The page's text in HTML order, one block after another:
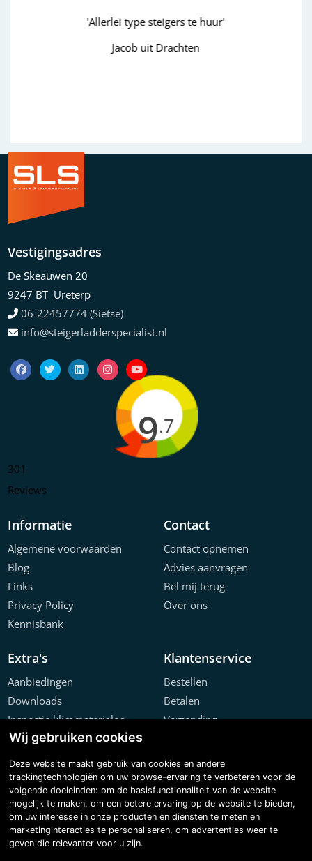
'goed'
Vestigingsadres
De Skeauwen 20
9247 BT Ureterp
06-22457774 (Sietse)
info@steigerladderspecialist.nl
9.7
301
Reviews
Informatie
Algemene voorwaarden
Blog
Links
Privacy Policy
Kennisbank
Contact
Contact opnemen
Advies aanvragen
Bel mij terug
Over ons
Extra's
Aanbiedingen
Downloads
Inspectie klimmaterialen
Offerte configurator
Projecten
Klantenservice
Bestellen
Betalen
Verzending
Klachten
Wij gebruiken cookies
Deze website maakt gebruik van cookies en andere
trackingtechnologiën om uw browse-ervaring te verbeteren voor de
volgende doeleinden: om de basisfunctionaliteit van de website
mogelijk te maken, om een betere ervaring op de website te bieden,
om uw interesse in onze producten en diensten te meten en
marketinginteracties te personaliseren, om advertenties weer te
geven die relevanter voor u zijn.